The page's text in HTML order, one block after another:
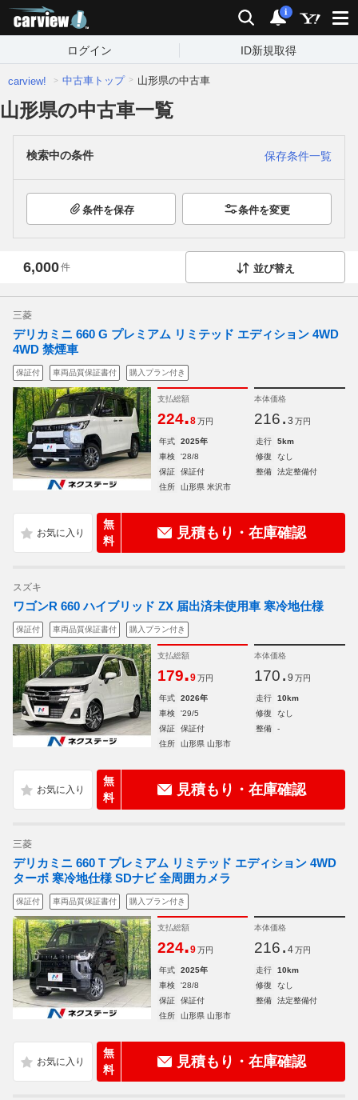
検索 通知
i
ログイン ID新規取得
carview! 中古車トップ 山形県の中古車
山形県の中古車一覧
検索中の条件 保存条件一覧
条件を保存 条件を変更
6,000件 並び替え
三菱
デリカミニ 660 G プレミアム リミテッド エディション 4WD
4WD 禁煙車
保証付 車両品質保証書付 購入プラン付き
支払総額
224.8 万円
本体価格
216. 3 万円
年式 2025年 走行
5km
車検
'28/8 修復
なし
保証
保証付 整備
法定整備付
住所
山形県 米沢市
無
料
見積もり・在庫確認
スズキ
ワゴンR 660 ハイブリッド ZX 届出済未使用車 寒冷地仕様
保証付 車両品質保証書付 購入プラン付き
支払総額
179.9 万円
本体価格
170. 9 万円
年式 2026年 走行
10km
車検
'29/5 修復
なし
保証
保証付 整備
-
住所
山形県 山形市
無
料
見積もり・在庫確認
三菱
デリカミニ 660 T プレミアム リミテッド エディション 4WD
ターボ 寒冷地仕様 SDナビ 全周囲カメラ
保証付 車両品質保証書付 購入プラン付き
支払総額
224.9 万円
本体価格
216. 4 万円
年式 2025年 走行
10km
車検
'28/8 修復
なし
保証
保証付 整備
法定整備付
住所
山形県 山形市
無
料
見積もり・在庫確認